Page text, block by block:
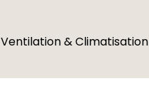
Ventilation & Climatisation